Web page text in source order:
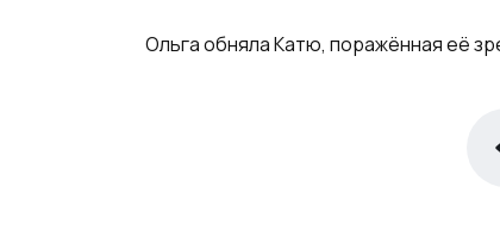
Ольга обняла Катю, поражённая её